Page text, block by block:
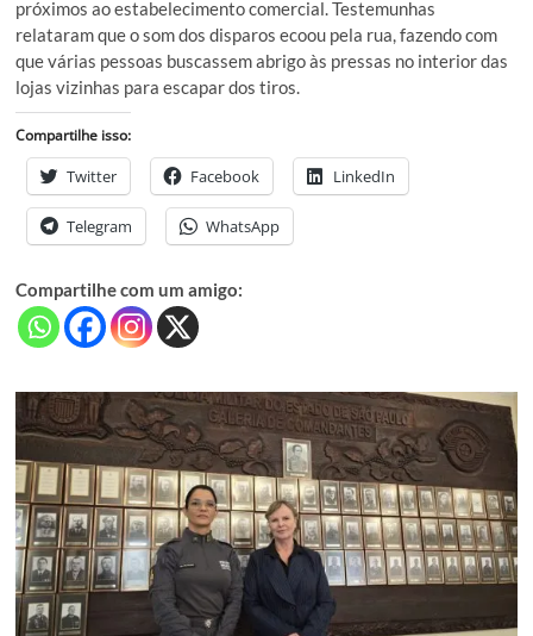
próximos ao estabelecimento comercial. Testemunhas
relataram que o som dos disparos ecoou pela rua, fazendo com
que várias pessoas buscassem abrigo às pressas no interior das
lojas vizinhas para escapar dos tiros.
Compartilhe isso:
Twitter Facebook LinkedIn
Telegram WhatsApp
Compartilhe com um amigo: